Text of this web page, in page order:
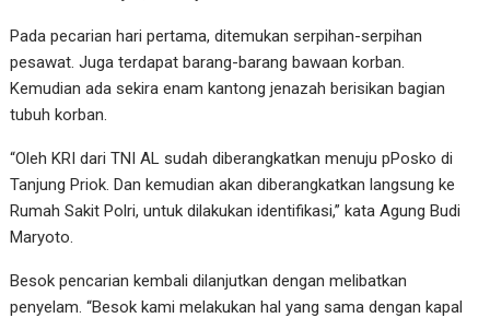
Pada pecarian hari pertama, ditemukan serpihan-serpihan
pesawat. Juga terdapat barang-barang bawaan korban.
Kemudian ada sekira enam kantong jenazah berisikan bagian
tubuh korban.
“Oleh KRI dari TNI AL sudah diberangkatkan menuju pPosko di
Tanjung Priok. Dan kemudian akan diberangkatkan langsung ke
Rumah Sakit Polri, untuk dilakukan identifikasi,” kata Agung Budi
Maryoto.
Besok pencarian kembali dilanjutkan dengan melibatkan
penyelam. “Besok kami melakukan hal yang sama dengan kapal